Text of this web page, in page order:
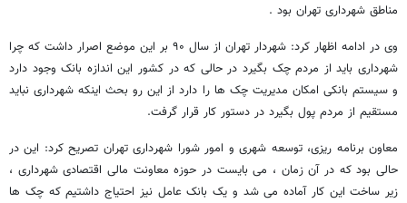
مناطق شهرداری تهران بود .
وی در ادامه اظهار کرد: شهردار تهران از سال ۹۰ بر این موضع اصرار داشت که چرا
شهرداری باید از مردم چک بگیرد در حالی که در کشور این اندازه بانک وجود دارد
و سیستم بانکی امکان مدیریت چک ها را دارد از این رو بحث اینکه شهرداری نباید
مستقیم از مردم پول بگیرد در دستور کار قرار گرفت.
معاون برنامه ریزی، توسعه شهری و امور شورا شهرداری تهران تصریح کرد: این در
حالی بود که در آن زمان ، می بایست در حوزه معاونت مالی اقتصادی شهرداری ،
زیر ساخت این کار آماده می شد و یک بانک عامل نیز احتیاج داشتیم که چک ها